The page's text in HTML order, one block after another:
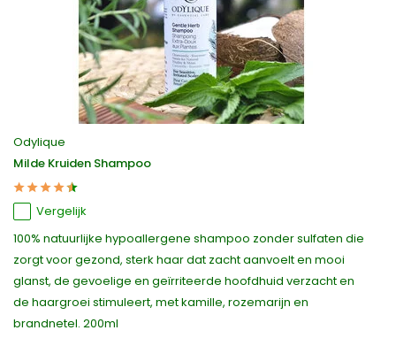
Odylique
Milde Kruiden Shampoo
Vergelijk
100% natuurlijke hypoallergene shampoo zonder sulfaten die
zorgt voor gezond, sterk haar dat zacht aanvoelt en mooi
glanst, de gevoelige en geïrriteerde hoofdhuid verzacht en
de haargroei stimuleert, met kamille, rozemarijn en
brandnetel. 200ml